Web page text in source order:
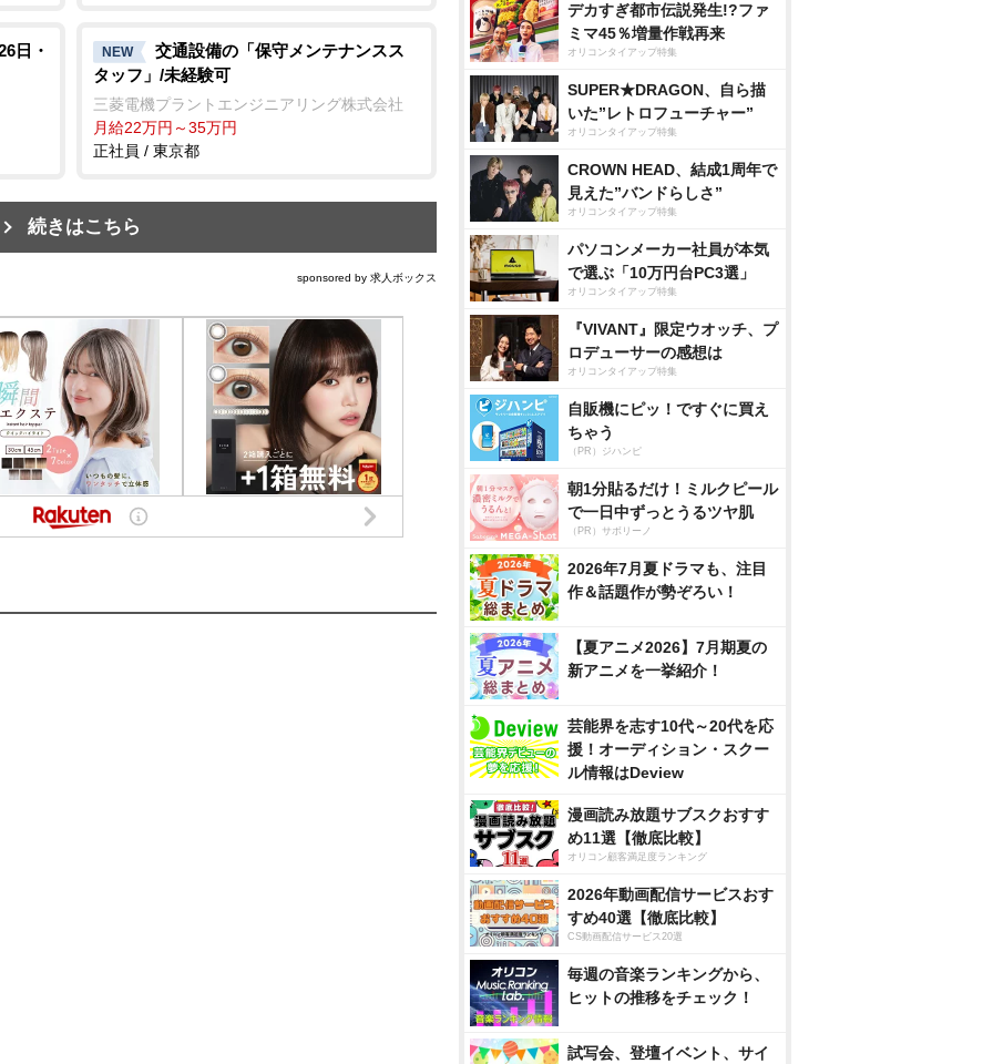
日・ NEW
交通設備の「保守メンテナンスス
タッフ」/未経験可
三菱電機プラントエンジニアリング株式会社
月給22万円～35万円
正社員 / 東京都
続きはこちら
sponsored by 求人ボックス
デカすぎ都市伝説発生!?ファ
ミマ45％増量作戦再来
オリコンタイアップ特集
SUPER★DRAGON、自ら描
いた”レトロフューチャー”
オリコンタイアップ特集
CROWN HEAD、結成1周年で
見えた”バンドらしさ”
オリコンタイアップ特集
パソコンメーカー社員が本気
で選ぶ「10万円台PC3選」
オリコンタイアップ特集
『VIVANT』限定ウオッチ、プ
ロデューサーの感想は
オリコンタイアップ特集
自販機にピッ！ですぐに買え
ちゃう
（PR）ジハンピ
朝1分貼るだけ！ミルクピール
で一日中ずっとうるツヤ肌
（PR）サボリーノ
2026年7月夏ドラマも、注目
作＆話題作が勢ぞろい！
【夏アニメ2026】7月期夏の
新アニメを一挙紹介！
芸能界を志す10代～20代を応
援！オーディション・スクー
ル情報はDeview
漫画読み放題サブスクおすす
め11選【徹底比較】
オリコン顧客満足度ランキング
2026年動画配信サービスおす
すめ40選【徹底比較】
CS動画配信サービス20選
毎週の音楽ランキングから、
ヒットの推移をチェック！
試写会、登壇イベント、サイ